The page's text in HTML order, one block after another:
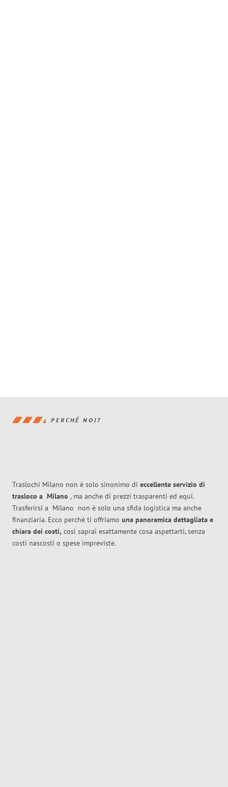
PERCHÉ NOI?
Traslochi Milano non è solo sinonimo di eccellente servizio di
trasloco a Milano , ma anche di prezzi trasparenti ed equi.
Trasferirsi a Milano non è solo una sfida logistica ma anche
finanziaria. Ecco perché ti offriamo una panoramica dettagliata e
chiara dei costi, così saprai esattamente cosa aspettarti, senza
costi nascosti o spese impreviste.